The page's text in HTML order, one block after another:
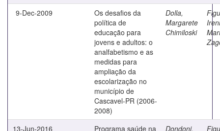
9-Dec-2009
Os desafios da
política de
educação para
jovens e adultos: o
analfabetismo e as
medidas para
ampliação da
escolarização no
município de
Cascavel-PR (2006-
2008)
Dolla,
Margarete
Chimiloski
Ireni
13-Jun-2016 Programa saúde na Dondoni,